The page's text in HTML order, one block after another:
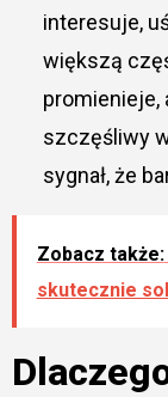
interesuje,
większą
promienieje,
szczęśliwy
sygnał, że
Zobacz także:
skutecznie